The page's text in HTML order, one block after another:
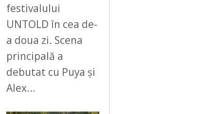
festivalului
UNTOLD în cea de-
a doua zi. Scena
principală a
debutat cu Puya și
Alex…